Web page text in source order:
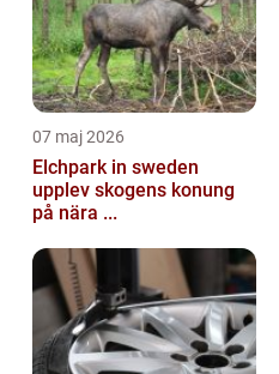
07 maj 2026
Elchpark in sweden
upplev skogens konung
på nära ...